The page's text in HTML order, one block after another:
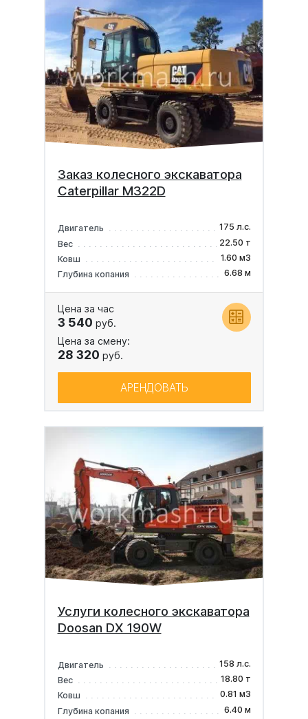
Заказ колесного экскаватора
Caterpillar M322D
Двигатель
175 л.с.
Вес
22.50 т
Ковш
1.60 м3
Глубина копания
6.68 м
Цена за час
3 540 руб.
Цена за смену:
28 320 руб.
АРЕНДОВАТЬ
Услуги колесного экскаватора
Doosan DX 190W
Двигатель
158 л.с.
Вес
18.80 т
Ковш
0.81 м3
Глубина копания
6.40 м